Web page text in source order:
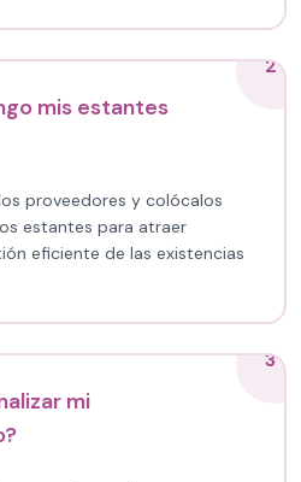
2
mis estantes
proveedores y colócalos
estantes para atraer
eficiente de las existencias
3
mi